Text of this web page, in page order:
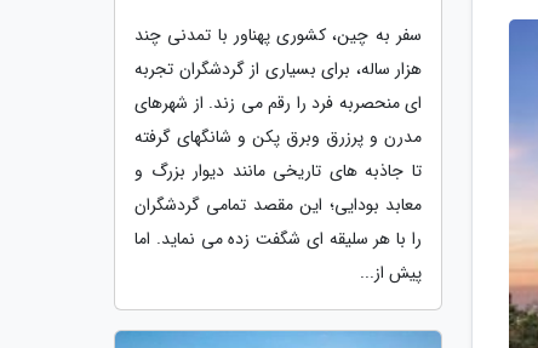
سفر به چین، کشوری پهناور با تمدنی چند
هزار ساله، برای بسیاری از گردشگران تجربه
ای منحصربه فرد را رقم می زند. از شهرهای
مدرن و پرزرق وبرق پکن و شانگهای گرفته
تا جاذبه های تاریخی مانند دیوار بزرگ و
معابد بودایی؛ این مقصد تمامی گردشگران
را با هر سلیقه ای شگفت زده می نماید. اما
پیش از...